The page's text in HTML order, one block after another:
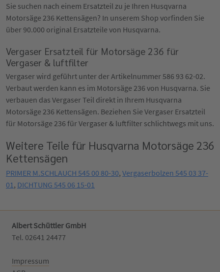
Sie suchen nach einem Ersatzteil zu je Ihren Husqvarna
Motorsäge 236 Kettensägen? In unserem Shop vorfinden Sie
über 90.000 original Ersatzteile von Husqvarna.
Vergaser Ersatzteil für Motorsäge 236 für
Vergaser & luftfilter
Vergaser wird geführt unter der Artikelnummer 586 93 62-02.
Verbaut werden kann es im Motorsäge 236 von Husqvarna. Sie
verbauen das Vergaser Teil direkt in Ihrem Husqvarna
Motorsäge 236 Kettensägen. Beziehen Sie Vergaser Ersatzteil
für Motorsäge 236 für Vergaser & luftfilter schlichtwegs mit uns.
Weitere Teile für Husqvarna Motorsäge 236
Kettensägen
PRIMER M.SCHLAUCH 545 00 80-30, Vergaserbolzen 545 03 37-
01 , DICHTUNG 545 06 15-01
Albert Schüttler GmbH
Tel. 02641 24477‬
Impressum